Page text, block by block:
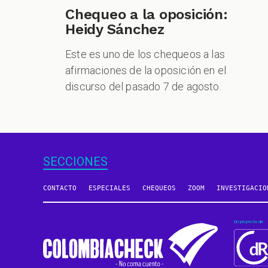
Chequeo a la oposición:
Heidy Sánchez
Este es uno de los chequeos a las
afirmaciones de la oposición en el
discurso del pasado 7 de agosto.
SECCIONES
CONTACTO ESPECIALES CHEQUEOS ZOOM
Un proyecto de